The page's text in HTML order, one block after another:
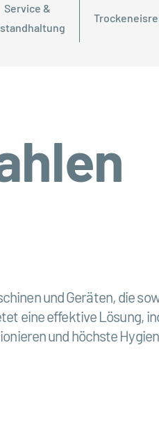
Service &
und Geräten, die
eine effektive Lösung,
und höchste